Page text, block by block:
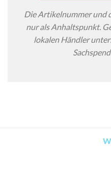
Die Artikelnummer und
nur als Anhaltspunkt.
lokalen Händler